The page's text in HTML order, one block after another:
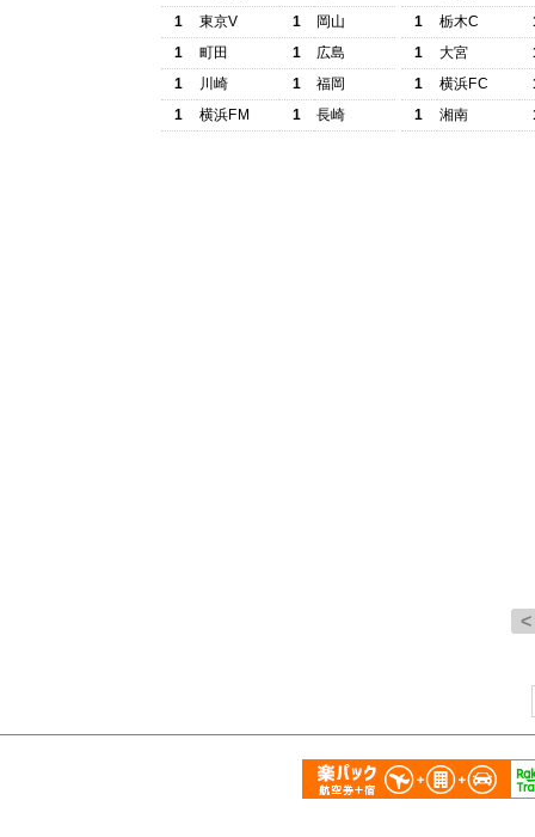
1
東京V 1
岡山
1
町田 1
広島
1
川崎 1
福岡
1
横浜FM 1 長崎
1
栃木C
1
大宮
1
横浜FC
1
湘南